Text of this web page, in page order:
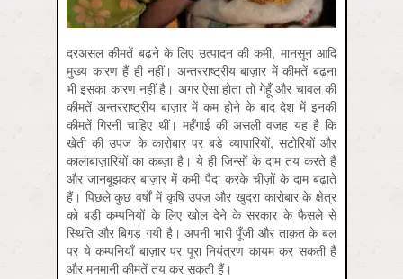
दरअसल कीमतें बढ़ने के लिए उत्पादन की कमी, मानसून आदि
मुख्य कारण हैं ही नहीं। अन्तरराष्ट्रीय बाज़ार में कीमतें बढ़ना
भी इसका कारण नहीं है। अगर ऐसा होता तो गेहूँ और चावल की
कीमतें अन्तरराष्ट्रीय बाज़ार में कम होने के बाद देश में इनकी
कीमतें गिरनी चाहिए थीं। महँगाई की असली वजह यह है कि
खेती की उपज के कारोबार पर बड़े व्यापारियों, सटोरियों और
कालाबाज़ारियों का कब्ज़ा है। ये ही जिन्सों के दाम तय करते हैं
और जानबूझकर बाज़ार में कमी पैदा करके चीज़ों के दाम बढ़ाते
हैं। पिछले कुछ वर्षों में कृषि उपज और खुदरा कारोबार के क्षेत्र
को बड़ी कम्पनियों के लिए खोल देने के सरकार के फैसले से
स्थिति और बिगड़ गयी है। अपनी भारी पूँजी और ताक़त के बल
पर ये कम्पनियाँ बाज़ार पर पूरा नियंत्रण कायम कर सकती हैं
और मनमानी कीमतें तय कर सकती हैं।